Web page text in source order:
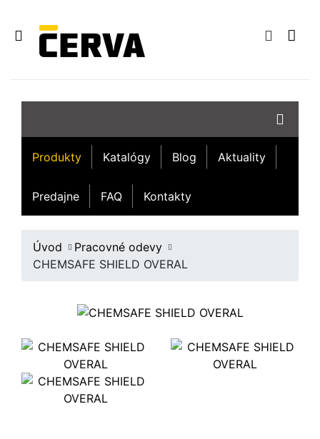
Produkty Katalógy Blog Aktuality
Predajne FAQ Kontakty
Úvod
Pracovné odevy
CHEMSAFE SHIELD OVERAL